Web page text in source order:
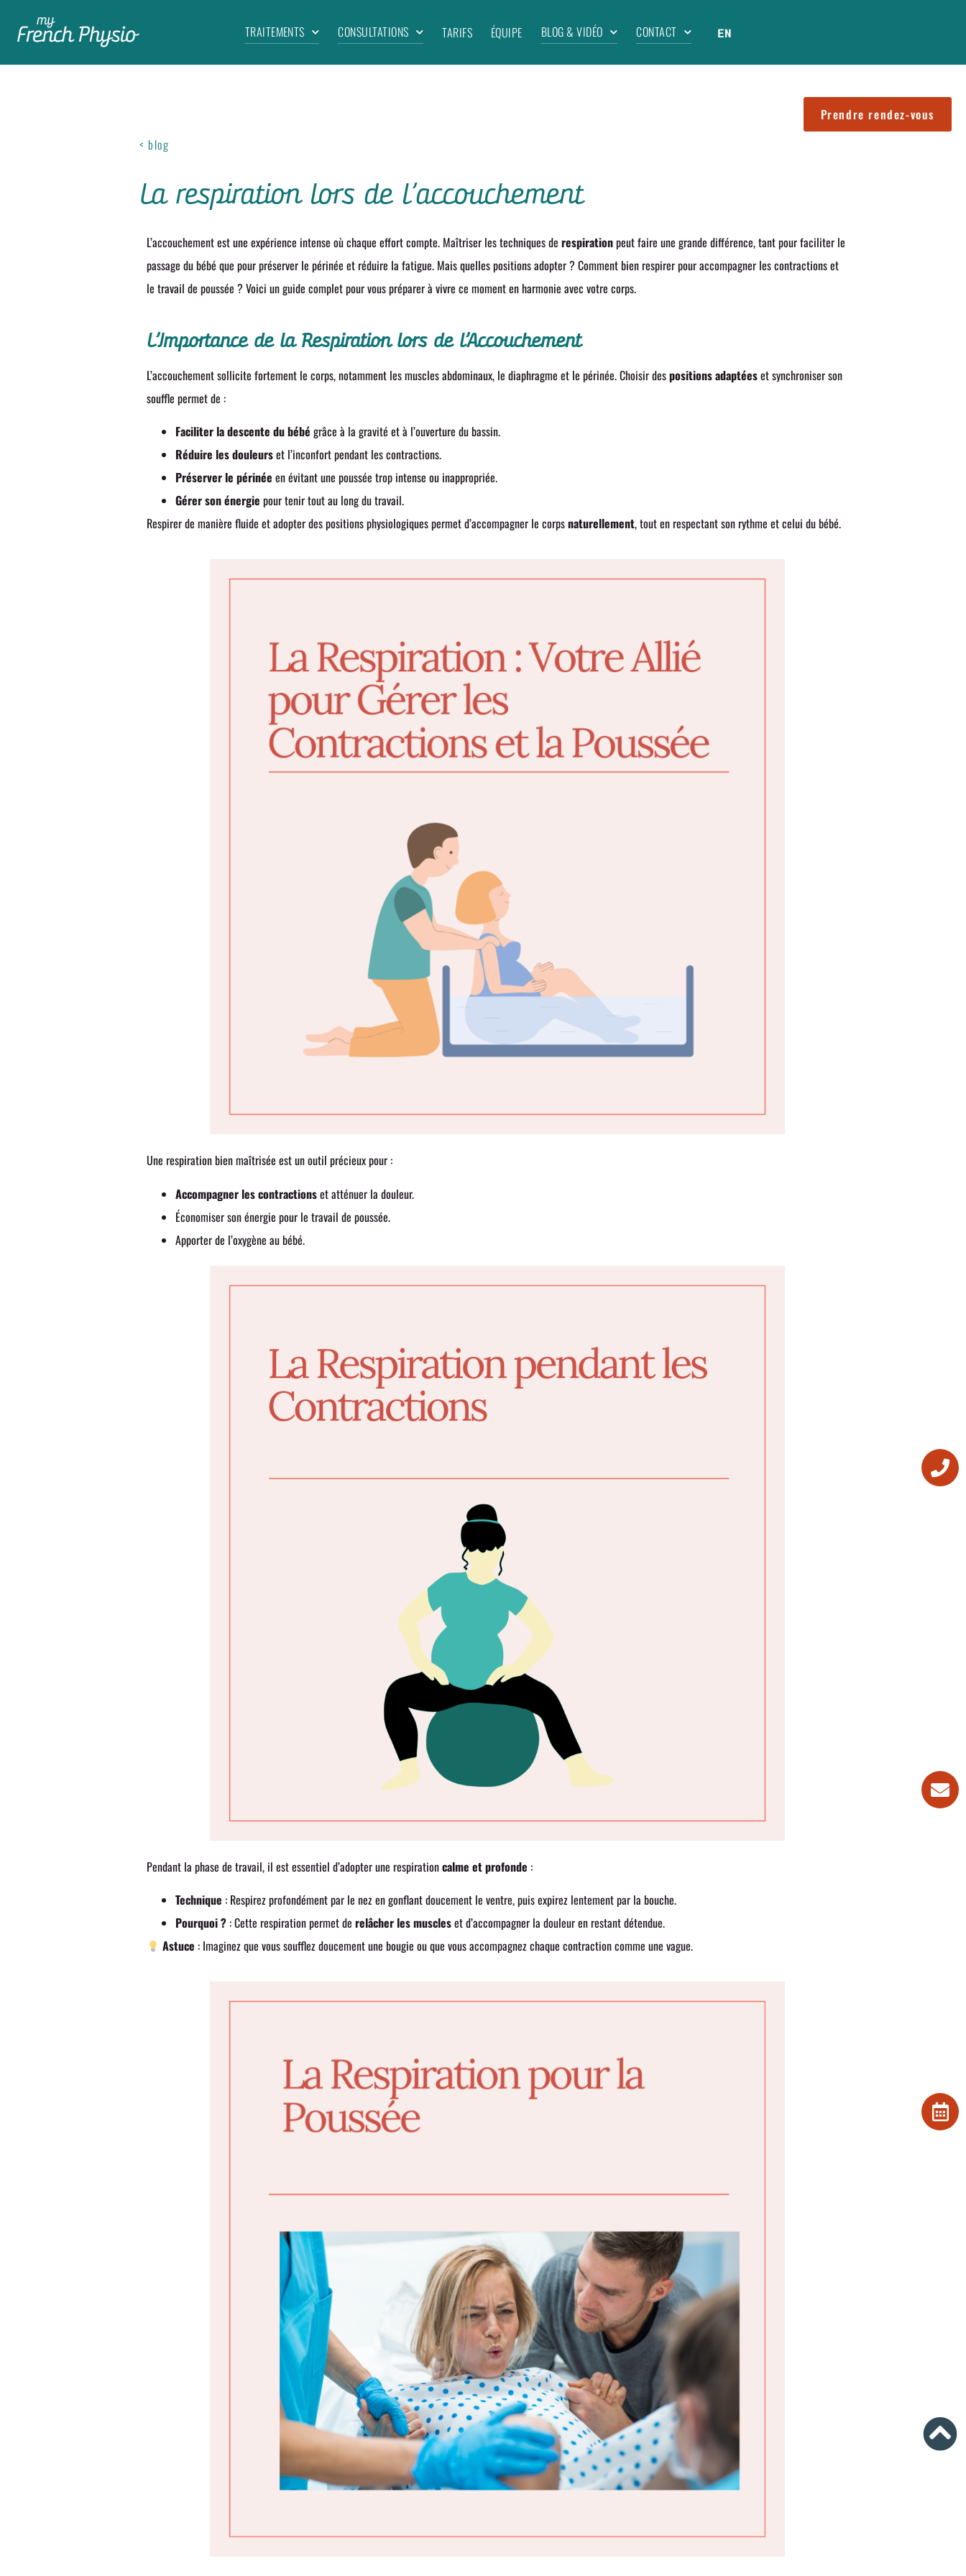
TRAITEMENTS CONSULTATIONS TARIFS ÉQUIPE BLOG & VIDÉO CONTACT EN
Prendre rendez-vous
< blog
La respiration lors de l’accouchement
L’accouchement est une expérience intense où chaque effort compte. Maîtriser les techniques de respirationpeut faire une grande différence, tant pour faciliter le
passage du bébé que pour préserver le périnée et réduire la fatigue. Mais quelles positions adopter ? Comment bien respirer pour accompagner les contractions et
le travail de poussée ? Voici un guide complet pour vous préparer à vivre ce moment en harmonie avec votre corps.
L’Importance de la Respiration lors de l’Accouchement
L’accouchement sollicite fortement le corps, notamment les muscles abdominaux, le diaphragme et le périnée. Choisir despositions adaptéeset synchroniser son
souffle permet de :
Faciliter la descente du bébé grâce à la gravité et à l’ouverture du bassin.
Réduire les douleurset l’inconfort pendant les contractions.
Préserver le périnée en évitant une poussée trop intense ou inappropriée.
Gérer son énergie pour tenir tout au long du travail.
Respirer de manière fluide et adopter des positions physiologiques permet d’accompagner le corpsnaturellement, tout en respectant son rythme et celui du bébé.
Une respiration bien maîtrisée est un outil précieux pour :
Accompagner les contractionset atténuer la douleur.
Économiser son énergie pour le travail de poussée.
Apporter de l’oxygène au bébé.
Pendant la phase de travail, il est essentiel d’adopter une respirationcalme et profonde :
Technique : Respirez profondément par le nez en gonflant doucement le ventre, puis expirez lentement par la bouche.
Pourquoi ? : Cette respiration permet de relâcher les muscleset d’accompagner la douleur en restant détendue.
Astuce : Imaginez que vous soufflez doucement une bougie ou que vous accompagnez chaque contraction comme une vague.